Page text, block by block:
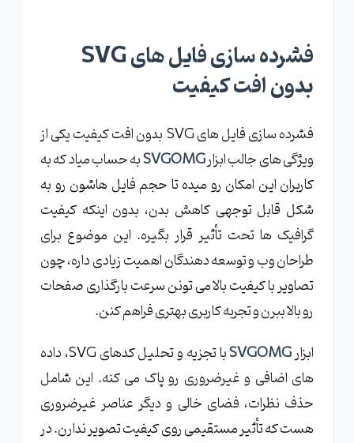
فشرده سازی فایل های SVG
بدون افت کیفیت
فشرده سازی فایل های SVG بدون افت کیفیت یکی از
ویژگی های جالب ابزارSVGOMGبه حساب میاد که به
کاربران این امکان رو میده تا حجم فایل هاشون رو به
شکل قابل توجهی کاهش بدن، بدون اینکه کیفیت
گرافیک ها تحت تأثیر قرار بگیره. این موضوع برای
طراحان وب و توسعه دهندگان اهمیت زیادی داره، چون
تصاویر با کیفیت بالا می تونن سرعت بارگذاری صفحات
رو بالا ببرن و تجربه کاربری بهتری فراهم کنن.
ابزار SVGOMG
با تجزیه و تحلیل کدهای SVG، داده
های اضافی و غیرضروری رو پاک می کنه. این شامل
حذف نظرات، فضای خالی و دیگر عناصر غیرضروری
هست که تأثیر مستقیمی روی کیفیت تصویر ندارن. در